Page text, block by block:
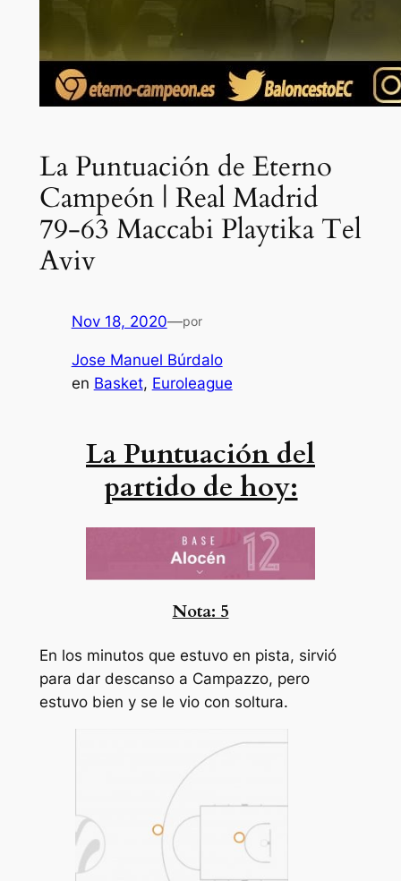
La Puntuación de Eterno
Campeón | Real Madrid
79-63 Maccabi Playtika Tel
Aviv
Nov 18, 2020—por
Jose Manuel Búrdalo
en Basket, Euroleague
La Puntuación del
partido de hoy:
Nota: 5
En los minutos que estuvo en pista, sirvió
para dar descanso a Campazzo, pero
estuvo bien y se le vio con soltura.